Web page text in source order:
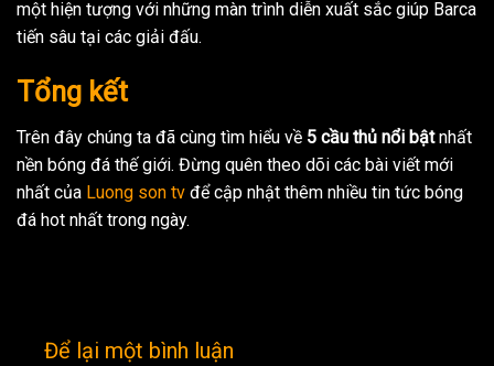
một hiện tượng với những màn trình diễn xuất sắc giúp Barca
tiến sâu tại các giải đấu.
Tổng kết
Trên đây chúng ta đã cùng tìm hiểu về 5 cầu thủ nổi bậtnhất
nền bóng đá thế giới. Đừng quên theo dõi các bài viết mới
nhất của Luong son tv để cập nhật thêm nhiều tin tức bóng
đá hot nhất trong ngày.
Để lại một bình luận